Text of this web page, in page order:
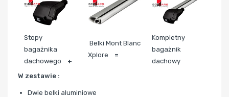
Stopy
bagażnika
dachowego +
Belki Mont Blanc
Xplore =
Kompletny
bagażnik
dachowy
W zestawie :
Dwie belki aluminiowe